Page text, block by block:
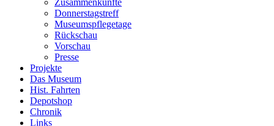
Donnerstagstreff
Museumspflegetage
Rückschau
Vorschau
Presse
Projekte
Das Museum
Hist. Fahrten
Depotshop
Chronik
Links